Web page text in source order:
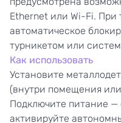
Ethernet или Wi-Fi. При
автоматическое
турникетом или
Как использовать
Установите
(внутри помещения
Подключите питание
активируйте